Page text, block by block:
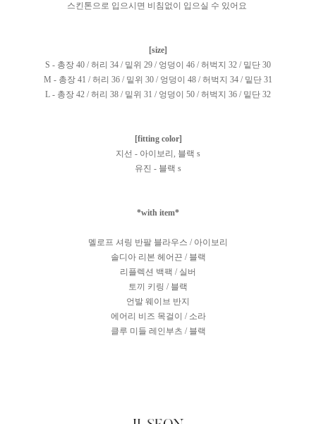
스킨톤으로 입으시면 비침없이 입으실 수 있어요
[size]
S - 총장 40 / 허리 34 / 밑위 29 / 엉덩이 46 / 허벅지 32 / 밑단 30
M - 총장 41 / 허리 36 / 밑위 30 / 엉덩이 48 / 허벅지 34 / 밑단 31
L - 총장 42 / 허리 38 / 밑위 31 / 엉덩이 50 / 허벅지 36 / 밑단 32
[fitting color]
지선 - 아이보리, 블랙 s
유진 - 블랙 s
*with item*
멜로프 셔링 반팔 블라우스 / 아이보리
솔디아 리본 헤어끈 / 블랙
리플렉션 백팩 / 실버
토끼 키링 / 블랙
언발 웨이브 반지
에어리 비즈 목걸이 / 소라
클루 미들 레인부츠 / 블랙